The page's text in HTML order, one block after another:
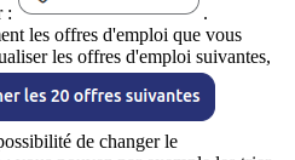
:
.
les offres d'emploi que vous
les offres d'emploi suivantes,
de changer le